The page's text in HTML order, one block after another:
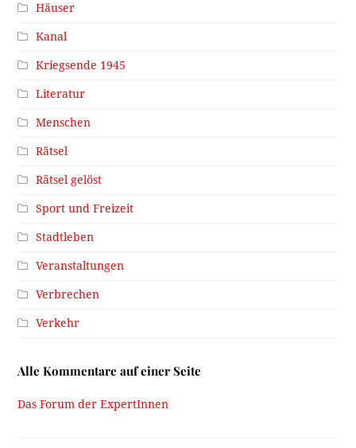
Häuser
Kanal
Kriegsende 1945
Literatur
Menschen
Rätsel
Rätsel gelöst
Sport und Freizeit
Stadtleben
Veranstaltungen
Verbrechen
Verkehr
Alle Kommentare auf einer Seite
Das Forum der ExpertInnen